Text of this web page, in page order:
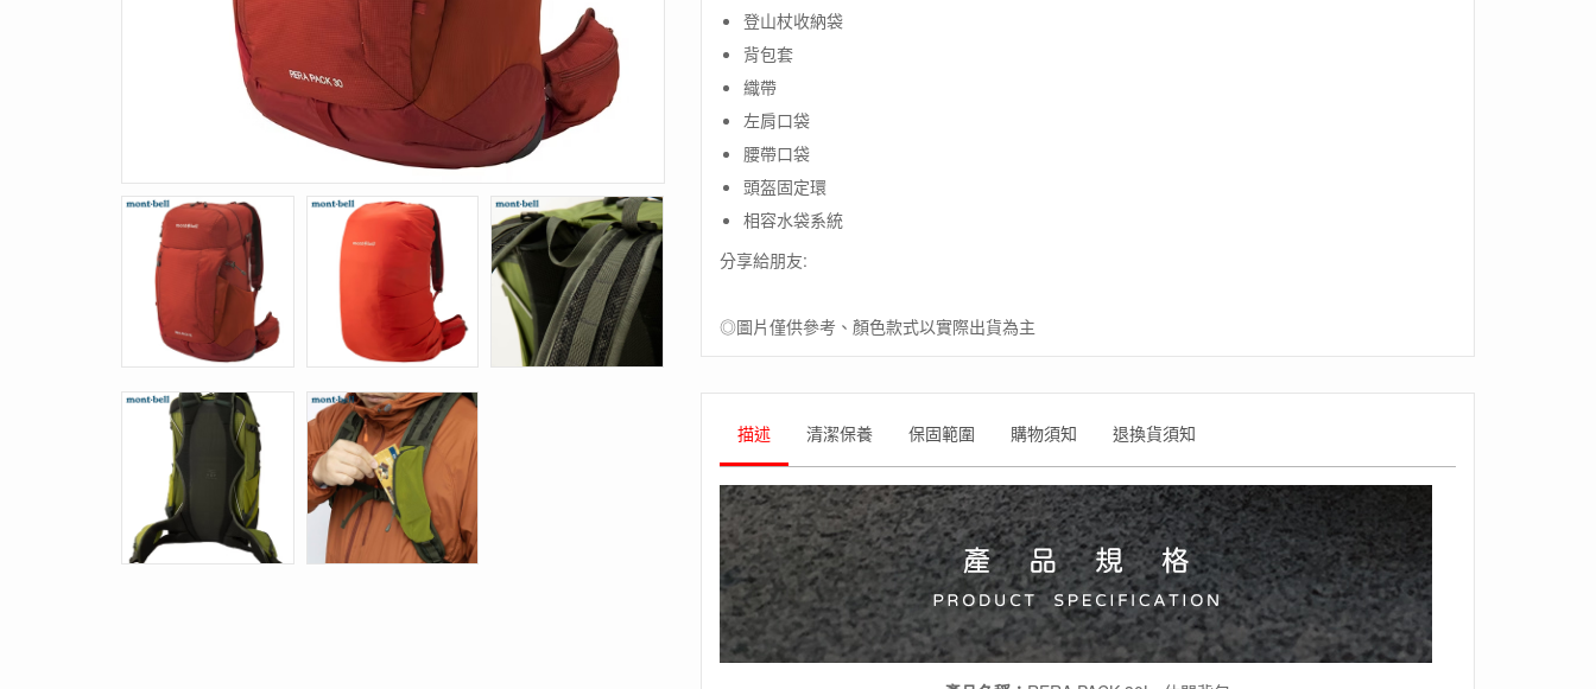
登山杖收納袋
背包套
織帶
左肩口袋
腰帶口袋
頭盔固定環
相容水袋系統
分享給朋友:
◎圖片僅供參考、顏色款式以實際出貨為主
描述 清潔保養 保固範圍 購物須知 退換貨須知